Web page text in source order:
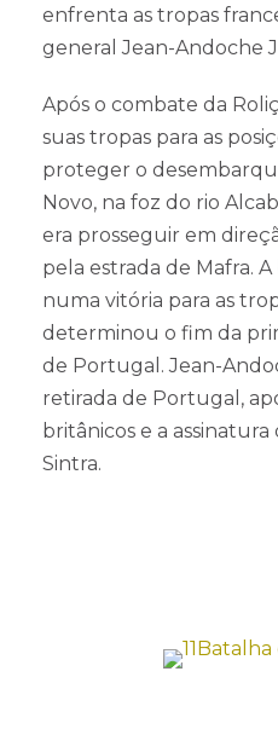
enfrenta as tropas
general Jean-Andoche
Após o combate da
suas tropas para as
proteger o
Novo, na foz do rio
era prosseguir em
pela estrada de Mafra.
numa vitória para as
determinou o fim da
de Portugal. Jean-
retirada de Portugal,
britânicos e a
Sintra.